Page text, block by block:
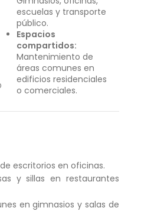
escuelas y transporte
público.
Espacios
compartidos:
Mantenimiento de
áreas comunes en
edificios residenciales
o comerciales.
escritorios en oficinas.
y sillas en restaurantes
en gimnasios y salas de